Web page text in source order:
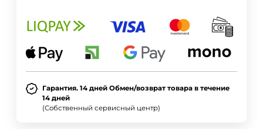
Гарантия. 14 дней Обмен/возврат товара в течение
14 дней
(Собственный сервисный центр)